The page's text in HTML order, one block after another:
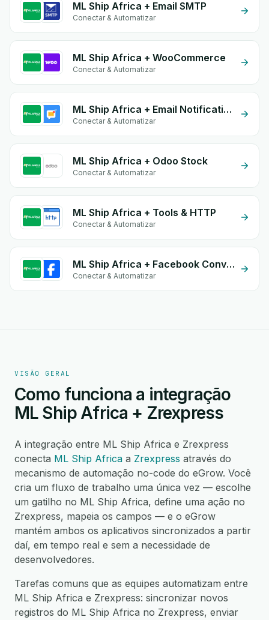
ML Ship Africa + Email SMTP
Conectar & Automatizar
ML Ship Africa + WooCommerce
Conectar & Automatizar
ML Ship Africa + Email Notifications by eGrow
Conectar & Automatizar
ML Ship Africa + Odoo Stock
Conectar & Automatizar
ML Ship Africa + Tools & HTTP
Conectar & Automatizar
ML Ship Africa + Facebook Conversion API (CAPI)
Conectar & Automatizar
VISÃO GERAL
Como funciona a integração
ML Ship Africa + Zrexpress
A integração entre ML Ship Africa e Zrexpress
conecta ML Ship Africa a Zrexpress através do
mecanismo de automação no-code do eGrow. Você
cria um fluxo de trabalho uma única vez — escolhe
um gatilho no ML Ship Africa, define uma ação no
Zrexpress, mapeia os campos — e o eGrow
mantém ambos os aplicativos sincronizados a partir
daí, em tempo real e sem a necessidade de
desenvolvedores.
Tarefas comuns que as equipes automatizam entre
ML Ship Africa e Zrexpress: sincronizar novos
registros do ML Ship Africa no Zrexpress, enviar